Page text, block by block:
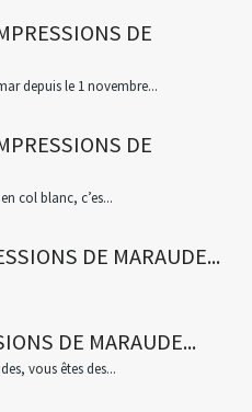
DE
depuis le 1 novembre...
DE
col blanc, c’es...
DE MARAUDE...
DE MARAUDE...
vous êtes des...